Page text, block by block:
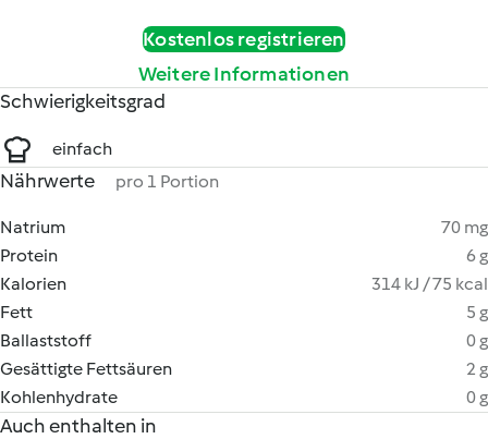
Kostenlos registrieren
Weitere Informationen
Schwierigkeitsgrad
einfach
Nährwerte pro 1 Portion
Natrium
70 mg
Protein
6 g
Kalorien
314 kJ / 75 kcal
Fett
5 g
Ballaststoff
0 g
Gesättigte Fettsäuren
2 g
Kohlenhydrate
0 g
Auch enthalten in